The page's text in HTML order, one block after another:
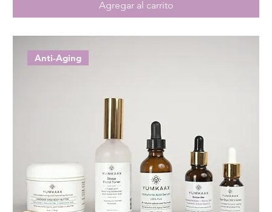
Agregar al carrito
Anti-Aging